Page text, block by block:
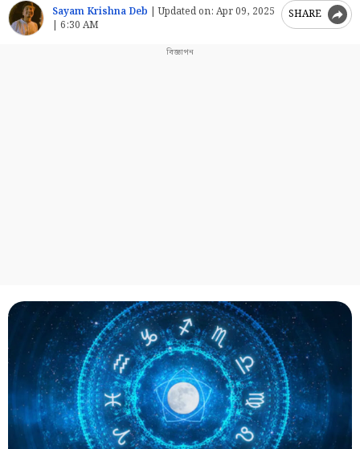
Sayam Krishna Deb |Updated on: Apr 09, 2025
| 6:30 AM
SHARE